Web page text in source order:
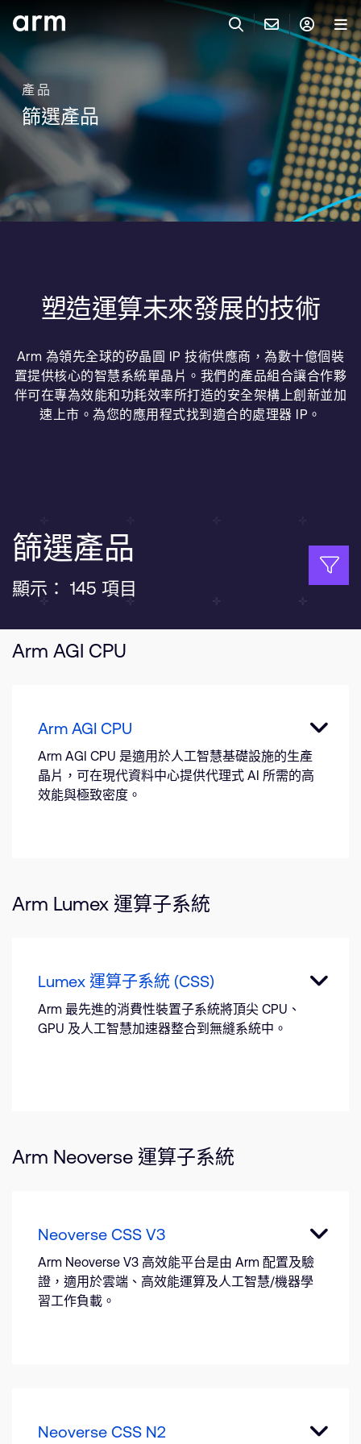
Skip to Footer
搜尋
與 ARM 聯絡
聯絡技術支援
IP 技術支援
Keil Tools
聯絡業務人員
Flexible Access 企業版
Arm Integrity Helpline
媒體聯絡
人才招募
研究合作
Arm 全球總部
110 Fulbourn Road
CB1 9NJ
查詢全球辦公室
ARM 帳號
Arm 帳號
登入以存取您的 Arm 帳號。
登入
產品
應用市場
合作夥伴
支援與訓練
公司資訊
產品
篩選產品
塑造運算未來發展的技術
Arm 為領先全球的矽晶圓 IP 技術供應商，為數十億個裝
置提供核心的智慧系統單晶片。我們的產品組合讓合作夥
伴可在專為效能和功耗效率所打造的安全架構上創新並加
速上市。為您的應用程式找到適合的處理器 IP。
篩選產品
顯示： 145 項目
Arm AGI CPU
Arm AGI CPU
Arm AGI CPU 是適用於人工智慧基礎設施的生產
晶片，可在現代資料中心提供代理式 AI 所需的高
效能與極致密度。
Arm Lumex 運算子系統
Lumex 運算子系統 (CSS)
Arm 最先進的消費性裝置子系統將頂尖 CPU、
GPU 及人工智慧加速器整合到無縫系統中。
Arm Neoverse 運算子系統
Neoverse CSS V3
Arm Neoverse V3 高效能平台是由 Arm 配置及驗
證，適用於雲端、高效能運算及人工智慧/機器學
習工作負載。
Neoverse CSS N2